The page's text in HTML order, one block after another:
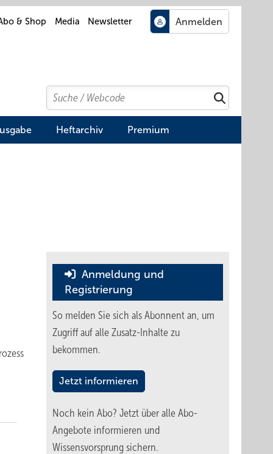
& Shop Media Newsletter
Search
Suchen
Heftarchiv Premium
Anmeldung und
Registrierung
So melden Sie sich als Abonnent an, um
Zugriff auf alle Zusatz-Inhalte zu
bekommen.
Jetzt informieren
Noch kein Abo? Jetzt über alle Abo-
Angebote informieren und
Wissensvorsprung sichern.